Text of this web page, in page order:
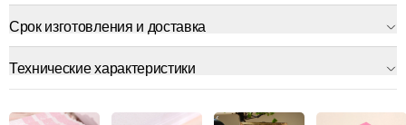
Срок изготовления и доставка
Технические характеристики